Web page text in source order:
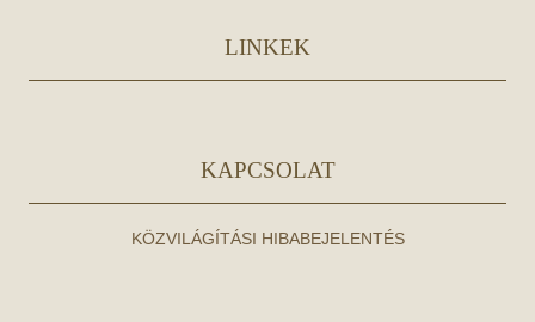
LINKEK
KAPCSOLAT
KÖZVILÁGÍTÁSI HIBABEJELENTÉS